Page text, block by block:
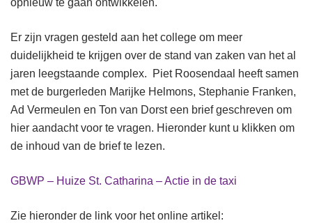
opnieuw te gaan ontwikkelen.
Er zijn vragen gesteld aan het college om meer
duidelijkheid te krijgen over de stand van zaken van het al
jaren leegstaande complex. Piet Roosendaal heeft samen
met de burgerleden Marijke Helmons, Stephanie Franken,
Ad Vermeulen en Ton van Dorst een brief geschreven om
hier aandacht voor te vragen. Hieronder kunt u klikken om
de inhoud van de brief te lezen.
GBWP – Huize St. Catharina – Actie in de taxi
Zie hieronder de link voor het online artikel: